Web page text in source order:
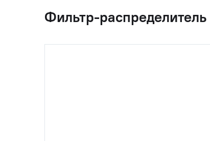
Фильтр-распределитель